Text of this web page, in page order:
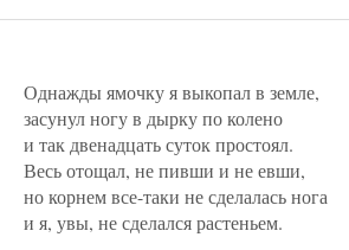
Однажды ямочку я выкопал в земле,
засунул ногу в дырку по колено
и так двенадцать суток простоял.
Весь отощал, не пивши и не евши,
но корнем все-таки не сделалась нога
и я, увы, не сделался растеньем.